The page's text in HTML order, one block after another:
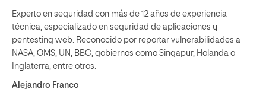
Experto en seguridad con más de 12 años de experiencia
técnica, especializado en seguridad de aplicaciones y
pentesting web. Reconocido por reportar vulnerabilidades a
NASA, OMS, UN, BBC, gobiernos como Singapur, Holanda o
Inglaterra, entre otros.
Alejandro Franco